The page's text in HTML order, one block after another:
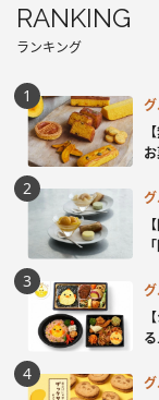
RANKING
ランキング